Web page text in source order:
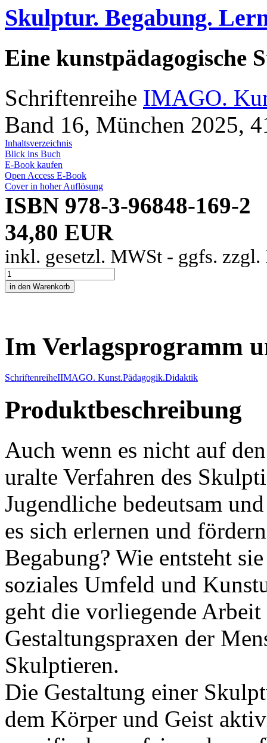
Skulptur. Begabung.
Eine kunstpädagogische
Schriftenreihe IMAGO.
Band 16, München 2025,
Inhaltsverzeichnis
Blick ins Buch
E-Book kaufen
Open Access E-Book
Cover in hoher Auflösung
ISBN 978-3-96848-169-2
34,80 EUR
inkl. gesetzl. MWSt - ggfs. zzgl.
Im Verlagsprogramm
SchriftenreiheIIMAGO. Kunst.Pädagogik.Didaktik
Produktbeschreibung
Auch wenn es nicht auf
uralte Verfahren des
Jugendliche bedeutsam
es sich erlernen und
Begabung? Wie entsteht
soziales Umfeld und
geht die vorliegende Arbeit
Gestaltungspraxen der
Skulptieren.
Die Gestaltung einer
dem Körper und Geist